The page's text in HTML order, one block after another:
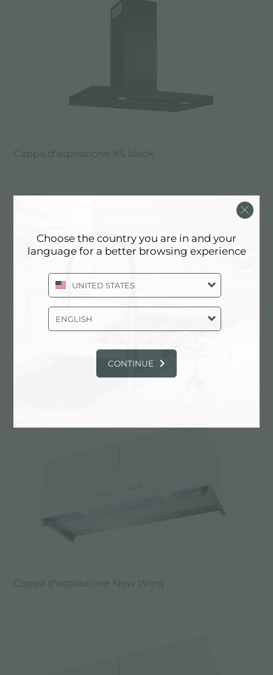
Cappa d'aspirazione KS black
Cappa d'aspirazione KS inox
Cappa d'aspirazione New Wing
Choose the country you are in and your
language for a better browsing experience
UNITED STATES
ENGLISH
CONTINUE